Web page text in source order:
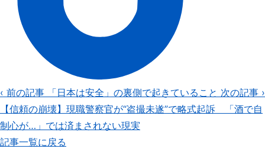
‹ 前の記事 「日本は安全」の裏側で起きていること 次の記事 ›
【信頼の崩壊】現職警察官が“盗撮未遂”で略式起訴 「酒で自
制心が…」では済まされない現実
記事一覧に戻る